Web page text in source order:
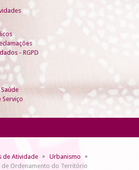
- RGPD
Serviço
de Atividade
Urbanismo
de Ordenamento do Território